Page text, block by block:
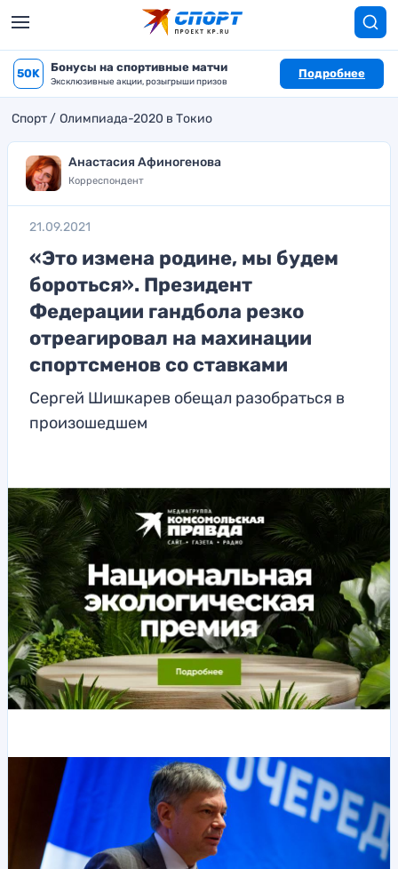
50K Бонусы на спортивные матчи
Эксклюзивные акции, розыгрыши призов
Подробнее
Спорт Олимпиада-2020 в Токио
Анастасия Афиногенова
Корреспондент
21.09.2021
«Это измена родине, мы будем
бороться». Президент
Федерации гандбола резко
отреагировал на махинации
спортсменов со ставками
Сергей Шишкарев обещал разобраться в
произошедшем